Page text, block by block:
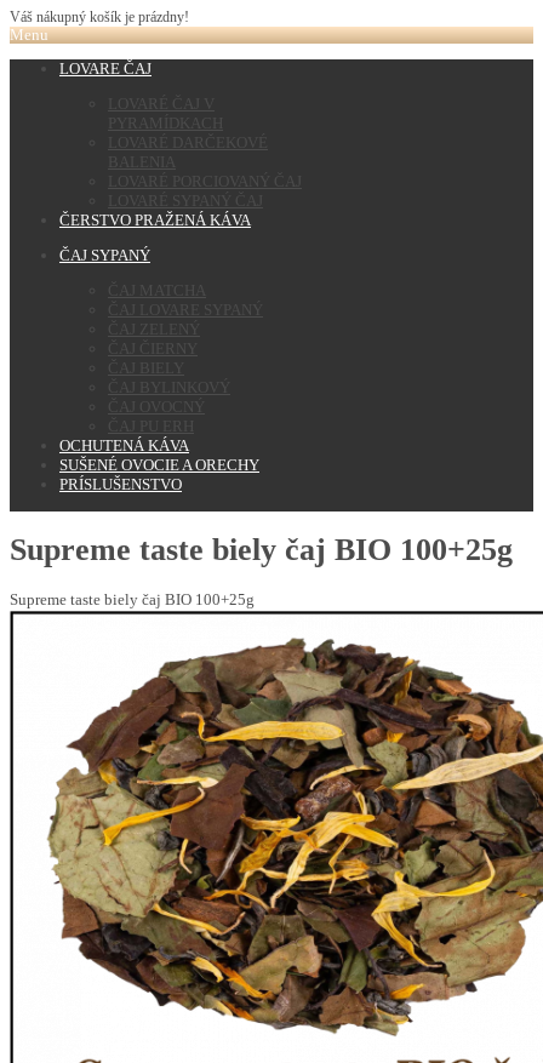
Váš nákupný košík je prázdny!
Menu
LOVARE ČAJ
LOVARÉ ČAJ V
PYRAMÍDKACH
LOVARÉ DARČEKOVÉ
BALENIA
LOVARÉ PORCIOVANÝ ČAJ
LOVARÉ SYPANÝ ČAJ
ČERSTVO PRAŽENÁ KÁVA
ČAJ SYPANÝ
ČAJ MATCHA
ČAJ LOVARE SYPANÝ
ČAJ ZELENÝ
ČAJ ČIERNY
ČAJ BIELY
ČAJ BYLINKOVÝ
ČAJ OVOCNÝ
ČAJ PU ERH
OCHUTENÁ KÁVA
SUŠENÉ OVOCIE A ORECHY
PRÍSLUŠENSTVO
Supreme taste biely čaj BIO 100+25g
Supreme taste biely čaj BIO 100+25g